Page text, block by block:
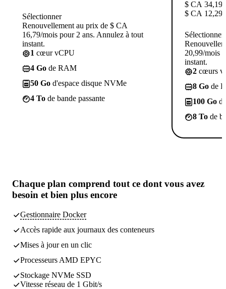
Sélectionner
Renouvellement au prix de $ CA
16,79/mois pour 2 ans. Annulez à tout
instant.
1 cœur vCPU
4 Go de RAM
50 Go d'espace disque NVMe
4 To de bande passante
$ CA 34,19
$ CA 12,29
Sélectionner
20,99/mois
instant.
2 cœurs
8 Go de
100 Go
8 To de
Chaque plan comprend tout ce dont vous avez
besoin et bien plus encore
Gestionnaire Docker
Accès rapide aux journaux des conteneurs
Mises à jour en un clic
Processeurs AMD EPYC
Stockage NVMe SSD
Vitesse réseau de 1 Gbit/s